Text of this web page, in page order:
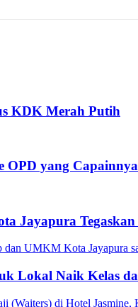
KDK Merah Putih
yang
Jayapura
Lokal Naik Kelas